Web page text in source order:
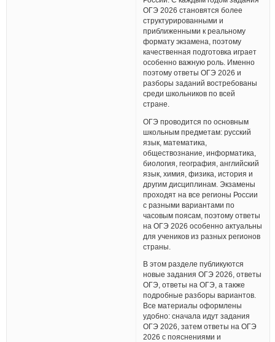
ОГЭ 2026 становятся более
структурированными и
приближенными к реальному
формату экзамена, поэтому
качественная подготовка играет
особенно важную роль. Именно
поэтому ответы ОГЭ 2026 и
разборы заданий востребованы
среди школьников по всей
стране.
ОГЭ проводится по основным
школьным предметам: русский
язык, математика,
обществознание, информатика,
биология, география, английский
язык, химия, физика, история и
другим дисциплинам. Экзамены
проходят на все регионы России
с разными вариантами по
часовым поясам, поэтому ответы
на ОГЭ 2026 особенно актуальны
для учеников из разных регионов
страны.
В этом разделе публикуются
новые задания ОГЭ 2026, ответы
ОГЭ, ответы на ОГЭ, а также
подробные разборы вариантов.
Все материалы оформлены
удобно: сначала идут задания
ОГЭ 2026, затем ответы на ОГЭ
2026 с пояснениями и